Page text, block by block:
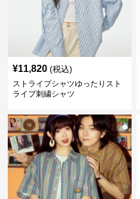
¥11,820 (税込)
ストライプシャツゆったりスト
ライプ刺繍シャツ